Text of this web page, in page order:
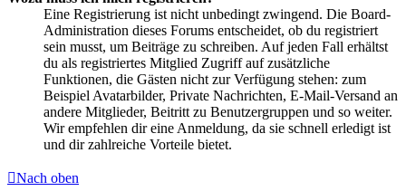
Eine Registrierung ist nicht unbedingt zwingend. Die Board-
Administration dieses Forums entscheidet, ob du registriert
sein musst, um Beiträge zu schreiben. Auf jeden Fall erhältst
du als registriertes Mitglied Zugriff auf zusätzliche
Funktionen, die Gästen nicht zur Verfügung stehen: zum
Beispiel Avatarbilder, Private Nachrichten, E-Mail-Versand an
andere Mitglieder, Beitritt zu Benutzergruppen und so weiter.
Wir empfehlen dir eine Anmeldung, da sie schnell erledigt ist
und dir zahlreiche Vorteile bietet.
Nach oben